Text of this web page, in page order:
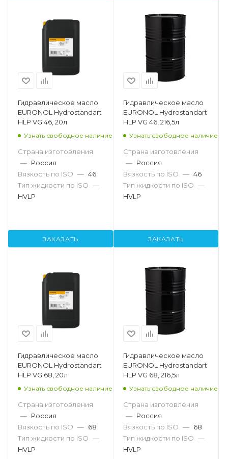
Гидравлическое масло
EURONOL Hydrostandart
HLP VG 46, 20л
Узнать свободное наличие
Страна изготовления
— Россия
Вязкость по ISO — 46
Тип жидкости по ISO —
HVLP
ЗАКАЗАТЬ
Гидравлическое масло
EURONOL Hydrostandart
HLP VG 46, 216,5л
Узнать свободное наличие
Страна изготовления
— Россия
Вязкость по ISO — 46
Тип жидкости по ISO —
HVLP
ЗАКАЗАТЬ
Гидравлическое масло
EURONOL Hydrostandart
HLP VG 68, 20л
Узнать свободное наличие
Страна изготовления
— Россия
Вязкость по ISO — 68
Тип жидкости по ISO —
HVLP
Гидравлическое масло
EURONOL Hydrostandart
HLP VG 68, 216,5л
Узнать свободное наличие
Страна изготовления
— Россия
Вязкость по ISO — 68
Тип жидкости по ISO —
HVLP